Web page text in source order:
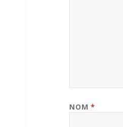
NOM *